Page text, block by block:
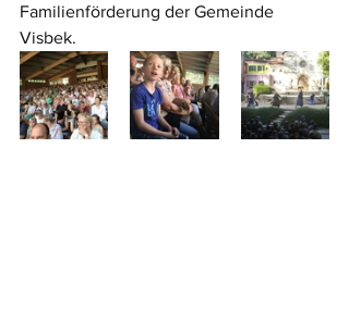
Familienförderung der Gemeinde
Visbek.